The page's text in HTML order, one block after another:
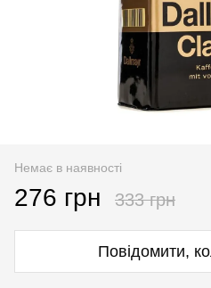
Немає в наявності
276 грн 333 грн
Повідомити,